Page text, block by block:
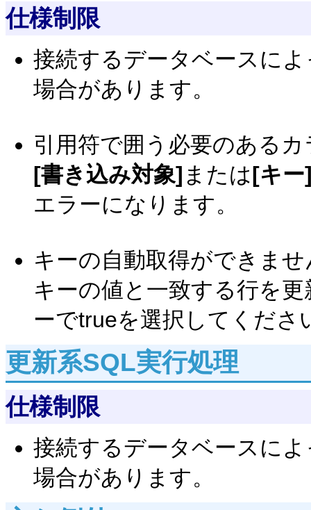
仕様制限
接続するデータベースに
場合があります。
引用符で囲う必要のある
[書き込み対象] または[キー
エラーになります。
キーの自動取得ができませ
キーの値と一致する行を
ーでtrueを選択してくださ
更新系SQL実行処理
仕様制限
接続するデータベースに
場合があります。